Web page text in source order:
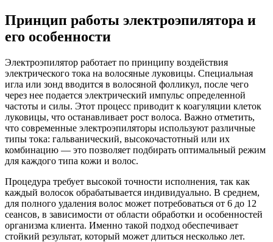
Принцип работы электроэпилятора и
его особенности
Электроэпилятор работает по принципу воздействия
электрического тока на волосяные луковицы. Специальная
игла или зонд вводится в волосяной фолликул, после чего
через нее подается электрический импульс определенной
частоты и силы. Этот процесс приводит к коагуляции клеток
луковицы, что останавливает рост волоса. Важно отметить,
что современные электроэпиляторы используют различные
типы тока: гальванический, высокочастотный или их
комбинацию — это позволяет подбирать оптимальный режим
для каждого типа кожи и волос.
Процедура требует высокой точности исполнения, так как
каждый волосок обрабатывается индивидуально. В среднем,
для полного удаления волос может потребоваться от 6 до 12
сеансов, в зависимости от области обработки и особенностей
организма клиента. Именно такой подход обеспечивает
стойкий результат, который может длиться несколько лет.